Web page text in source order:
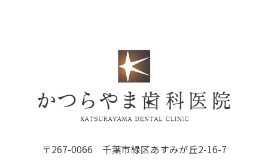
〒267-0066 千葉市緑区あすみが丘2-16-7